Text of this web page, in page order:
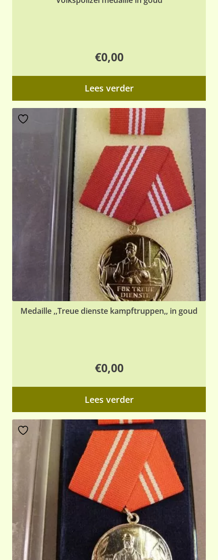
€0,00
Lees verder
Medaille ,,Treue dienste kampftruppen,, in goud
€0,00
Lees verder